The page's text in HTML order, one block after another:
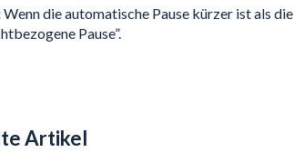
Wenn die automatische Pause kürzer ist als
Pause”.
Artikel